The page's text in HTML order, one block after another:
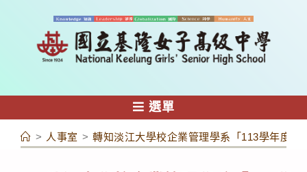
容
選單
> 人事室 > 轉知淡江大學校企業管理學系「113學年度碩